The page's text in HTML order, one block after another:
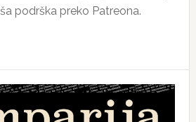
podrška preko Patreona.